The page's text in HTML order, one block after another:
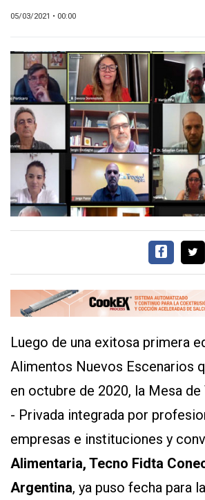
DE CARNE VACUNA
EVENTOS Y
CAPACITACIONES
DIRECTORIO
CALENDARIO
MEDIA KIT
TEMAS DESTACADOS
CARNE
FRIGORIFICO
AGRO
CONCURSO
PREMIO
05/03/2021 • 00:00
Luego de una exitosa primera
Alimentos Nuevos Escenarios
en octubre de 2020, la Mesa
- Privada integrada por
empresas e instituciones y
Alimentaria, Tecno Fidta
Argentina, ya puso fecha para